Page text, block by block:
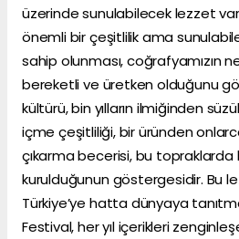
üzerinde sunulabilecek lezzet
önemli bir çeşitlilik ama
sahip olunması, coğrafyamızın
bereketli ve üretken olduğunu
kültürü, bin yılların ilmiğinden
içme çeşitliliği, bir üründen
çıkarma becerisi, bu
kurulduğunun göstergesidir. Bu
Türkiye’ye hatta dünyaya
Festival, her yıl içerikleri